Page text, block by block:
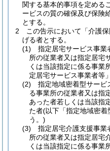
関する基本的事項を定める
ービスの質の確保及び保険
とする。
2
この告示において「介護保
げる者とする。
(1)
指定居宅サービス事業
所の従業者又は指定居宅
くは当該指定に係る事業
定居宅サービス事業者等
(2)
指定地域密着型サービ
る事業所の従業者又は指
あった者若しくは当該指
た者(以下「指定地域密
う。)
(3)
指定居宅介護支援事業
所の従業者又は指定居宅
くは当該指定に係る事業